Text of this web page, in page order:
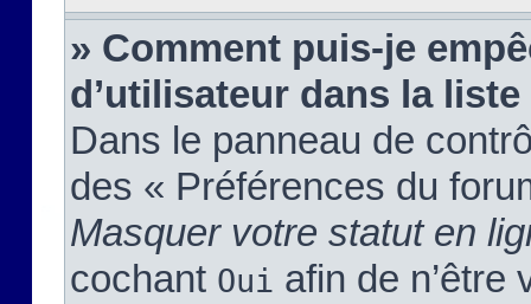
» Comment puis-je
d’utilisateur dans la
Dans le panneau de
des « Préférences du
Masquer votre statut en
cochant Oui afin de n’être